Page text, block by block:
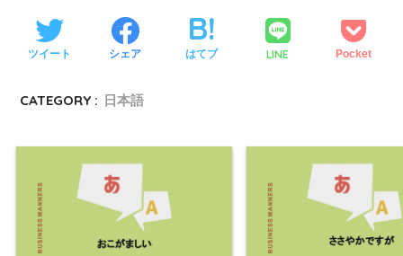
ツイート シェア はてブ LINE Pocket
CATEGORY : 日本語